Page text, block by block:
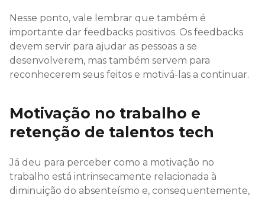
Nesse ponto, vale lembrar que também é
importante dar feedbacks positivos. Os feedbacks
devem servir para ajudar as pessoas a se
desenvolverem, mas também servem para
reconhecerem seus feitos e motivá-las a continuar.
Motivação no trabalho e
retenção de talentos tech
Já deu para perceber como a motivação no
trabalho está intrinsecamente relacionada à
diminuição do absenteísmo e, consequentemente,